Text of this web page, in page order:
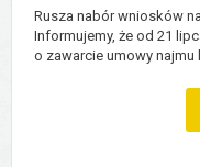
Rusza nabór wniosków
Informujemy, że od 21
o zawarcie umowy
Wąbrzeźno, przy ul.